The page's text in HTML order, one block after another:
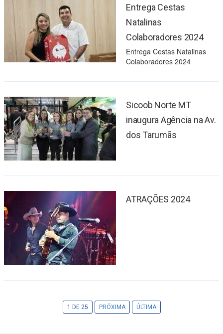
Entrega Cestas
Natalinas
Colaboradores 2024
Entrega Cestas Natalinas
Colaboradores 2024
Sicoob Norte MT
inaugura Agência na Av.
dos Tarumãs
ATRAÇÕES 2024
1 DE 25 PRÓXIMA ÚLTIMA